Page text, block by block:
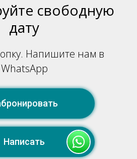
свободную
дату
Напишите нам в
WhatsApp
Написать